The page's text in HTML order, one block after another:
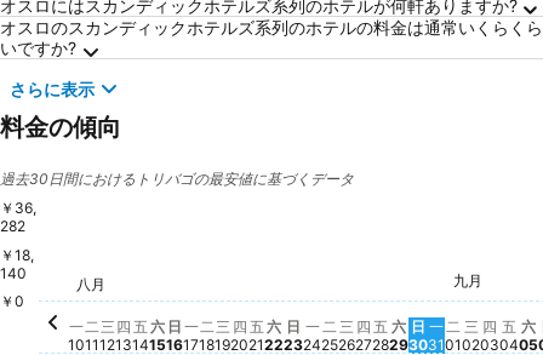
オスロに関するよくある質問
オスロにはスカンディックホテルズ系列のホテルが何軒ありますか?
オスロのスカンディックホテルズ系列のホテルの料金は通常いくらくら
いですか?
さらに表示
料金の傾向
過去30日間におけるトリバゴの最安値に基づくデータ
￥36,
282
￥18,
140
￥0
星期一, 八月 10
￥25,826
八月
一
10
星期二, 八月 11
￥23,625
二
11
三
12
四
13
星期五, 八月 14
￥20,975
五
14
星期六, 八月 15
￥21,475
六
15
星期日, 八月 16
￥22,381
日
16
一
17
二
18
三
19
四
20
星期五, 八月 21
￥21,207
五
21
星期六, 八月 22
￥18,630
六
22
星期日, 八月 23
￥19,775
日
23
星期一, 八月 24
￥21,581
一
24
星期二, 八月 25
この日付の価格動向は
二
25
星期三, 八月 26
三
26
星期四, 八月 27
四
27
星期五, 八月 28
￥18,878
五
28
星期六, 八月 29
￥22,425
六
29
星期日, 八月
￥20,001
日
30
星期一, 八
￥19,866
一
31
星期二,
￥28,620
九月
二
01
星期三,
￥
三
02
四
03
五
04
六
05